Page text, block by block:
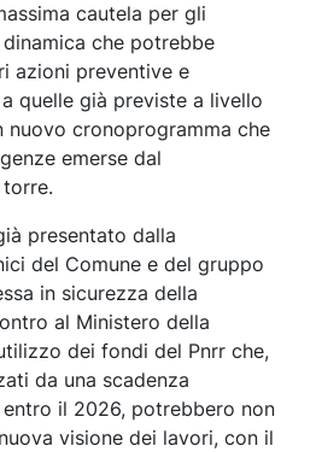
cautela per gli
che potrebbe
azioni preventive e
quelle già previste a livello
nuovo cronoprogramma che
emerse dal
presentato dalla
del Comune e del gruppo
in sicurezza della
al Ministero della
dei fondi del Pnrr che,
da una scadenza
il 2026, potrebbero non
visione dei lavori, con il